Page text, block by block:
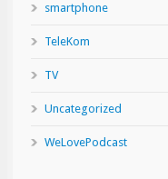
smartphone
TeleKom
TV
Uncategorized
WeLovePodcast